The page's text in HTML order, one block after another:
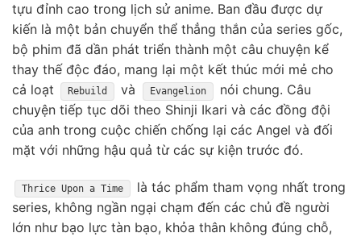
tựu đỉnh cao trong lịch sử anime. Ban đầu được dự
kiến là một bản chuyển thể thẳng thắn của series gốc,
bộ phim đã dần phát triển thành một câu chuyện kể
thay thế độc đáo, mang lại một kết thúc mới mẻ cho
cả loạt
Rebuild và Evangelion
nói chung. Câu
chuyện tiếp tục dõi theo Shinji Ikari và các đồng đội
của anh trong cuộc chiến chống lại các Angel và đối
mặt với những hậu quả từ các sự kiện trước đó.
Thrice Upon a Time
là tác phẩm tham vọng nhất trong
series, không ngần ngại chạm đến các chủ đề người
lớn như bạo lực tàn bạo, khỏa thân không đúng chỗ,